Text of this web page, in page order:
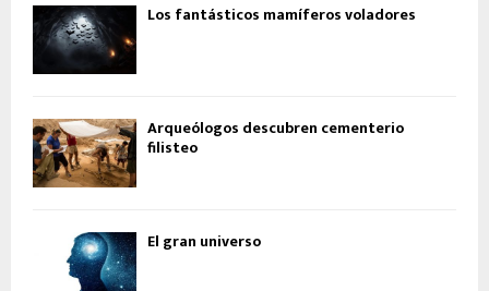
Los fantásticos mamíferos voladores
Arqueólogos descubren cementerio
filisteo
El gran universo